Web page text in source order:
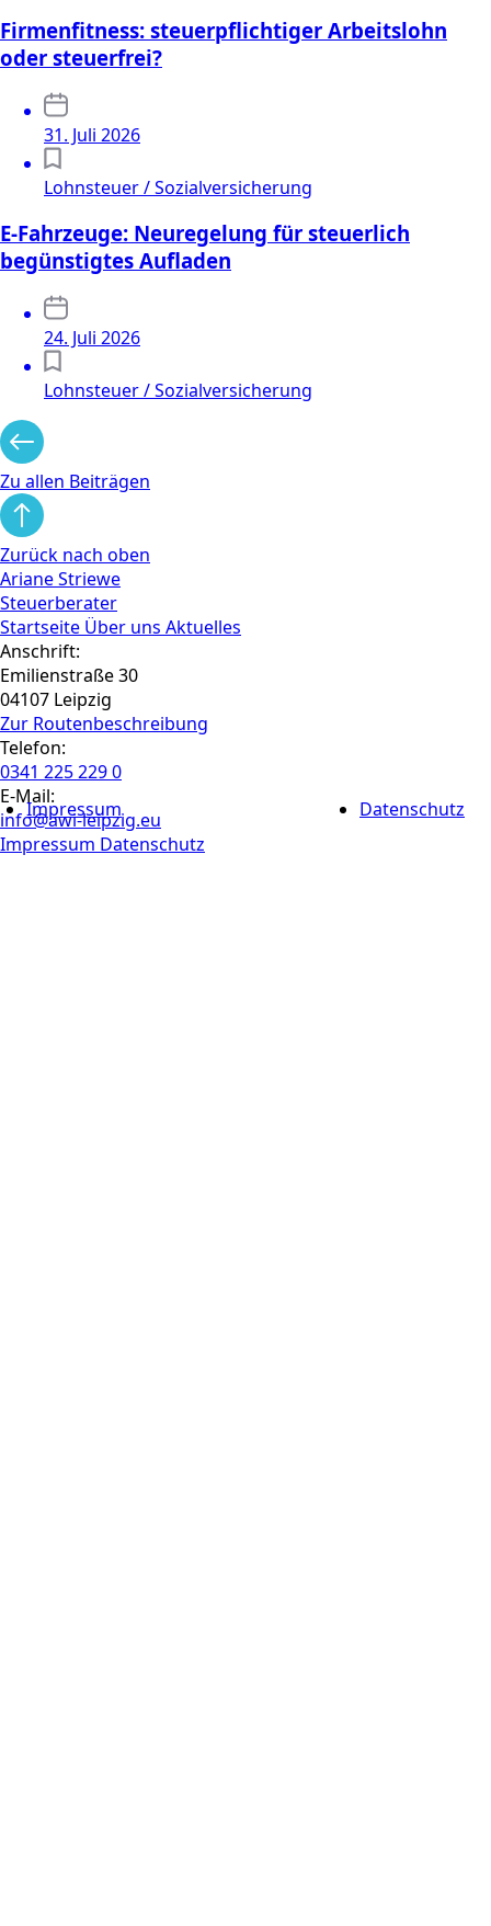
Impressum Datenschutz
Firmenfitness: steuerpflichtiger Arbeitslohn
oder steuerfrei?
31. Juli 2026
Lohnsteuer / Sozialversicherung
E-Fahrzeuge: Neuregelung für steuerlich
begünstigtes Aufladen
24. Juli 2026
Lohnsteuer / Sozialversicherung
Zu allen Beiträgen
Zurück nach oben
Ariane Striewe
Steuerberater
Startseite Über uns Aktuelles
Anschrift:
Emilienstraße 30
04107 Leipzig
Zur Routen­beschreibung
Telefon:
0341 225 229 0
E-Mail:
info@awi-leipzig.eu
Impressum Datenschutz